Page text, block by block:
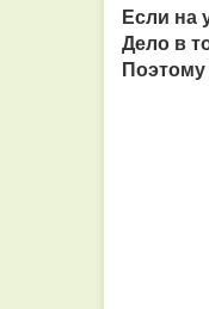
Если на
Дело в
Поэтому